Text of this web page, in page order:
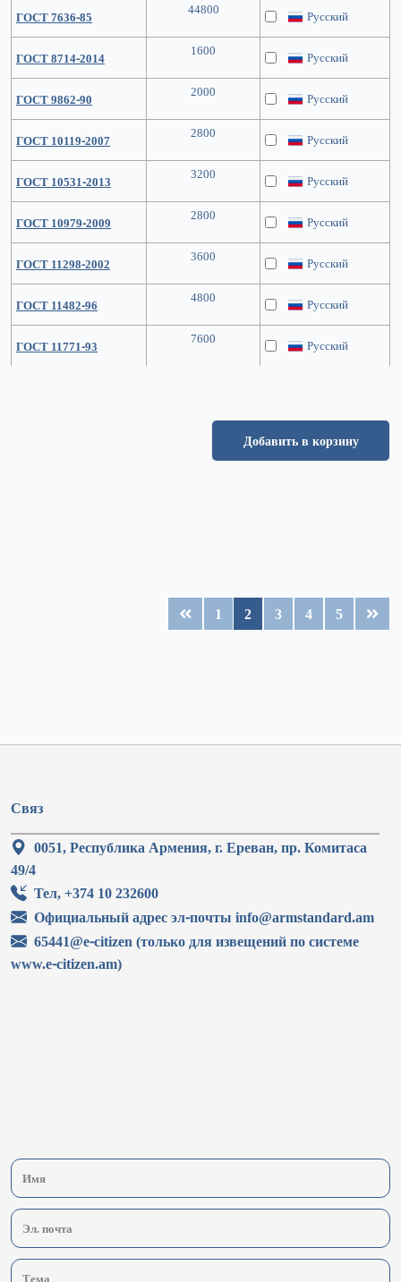
ГОСТ 7636-85 44800 Русский
ГОСТ 8714-2014 1600 Русский
ГОСТ 9862-90 2000 Русский
ГОСТ 10119-2007 2800 Русский
ГОСТ 10531-2013 3200 Русский
ГОСТ 10979-2009 2800 Русский
ГОСТ 11298-2002 3600 Русский
ГОСТ 11482-96 4800 Русский
ГОСТ 11771-93 7600 Русский
Добавить в корзину
1 2 3 4 5
Связ
0051, Республика Армения, г. Ереван, пр. Комитаса
49/4
Тел, +374 10 232600
Официальный адрес эл-почты info@armstandard.am
65441@e-citizen (только для извещений по системе
www.e-citizen.am)